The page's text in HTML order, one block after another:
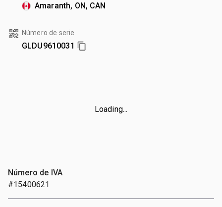
Amaranth, ON, CAN
Número de serie
GLDU9610031
Loading...
Número de IVA
#15400621